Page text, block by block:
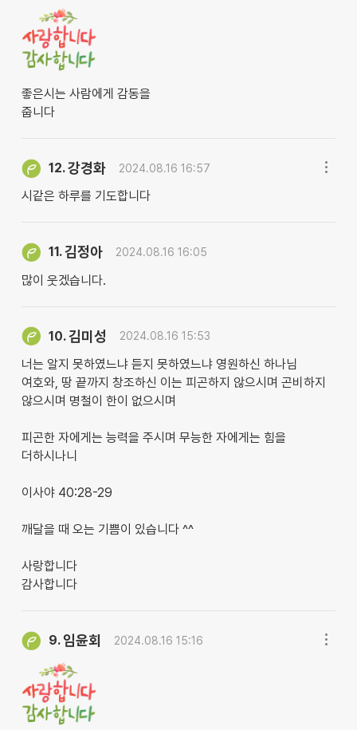
좋은시는 사람에게 감동을
줍니다
12.강경화 2024.08.16 16:57
시같은 하루를 기도합니다
11.김정아 2024.08.16 16:05
많이 웃겠습니다.
10.김미성 2024.08.16 15:53
너는 알지 못하였느냐 듣지 못하였느냐 영원하신 하나님
여호와, 땅 끝까지 창조하신 이는 피곤하지 않으시며 곤비하지
않으시며 명철이 한이 없으시며
피곤한 자에게는 능력을 주시며 무능한 자에게는 힘을
더하시나니
이사야 40:28-29
깨달을 때 오는 기쁨이 있습니다 ^^
사랑합니다
감사합니다
9. 임윤회 2024.08.16 15:16